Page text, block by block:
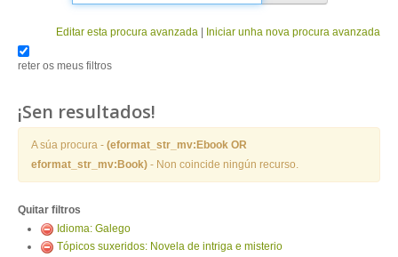
ENTRAR
Editar esta procura avanzada Iniciar unha nova procura avanzada
reter os meus filtros
¡Sen resultados!
A súa procura - (eformat_str_mv:Ebook OR
eformat_str_mv:Book) - Non coincide ningún recurso.
Quitar filtros
Idioma: Galego
Tópicos suxeridos: Novela de intriga e misterio